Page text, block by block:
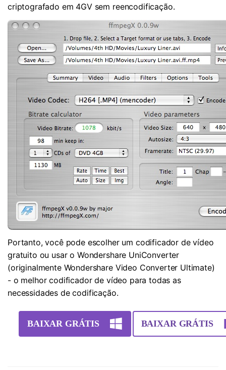
criptografado em 4GV sem reencodificação.
Portanto, você pode escolher um codificador de vídeo
gratuito ou usar o Wondershare UniConverter
(originalmente Wondershare Video Converter Ultimate)
- o melhor codificador de vídeo para todas as
necessidades de codificação.
BAIXAR GRÁTIS BAIXAR GRÁTIS